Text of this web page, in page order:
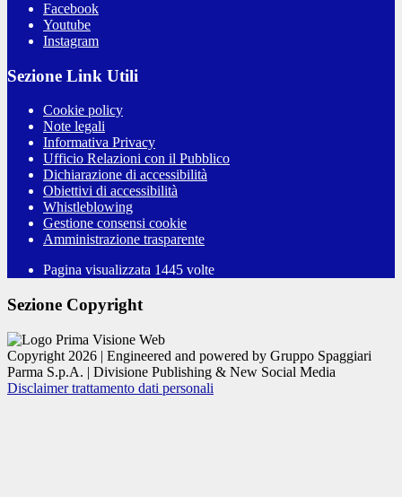
Facebook
Youtube
Instagram
Sezione Link Utili
Cookie policy
Note legali
Informativa Privacy
Ufficio Relazioni con il Pubblico
Dichiarazione di accessibilità
Obiettivi di accessibilità
Whistleblowing
Gestione consensi cookie
Amministrazione trasparente
Pagina visualizzata 1445 volte
Sezione Copyright
Copyright 2026 | Engineered and powered by Gruppo Spaggiari
Parma S.p.A. | Divisione Publishing & New Social Media
Disclaimer trattamento dati personali